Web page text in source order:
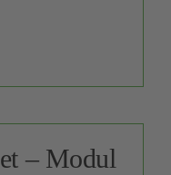
– Modul